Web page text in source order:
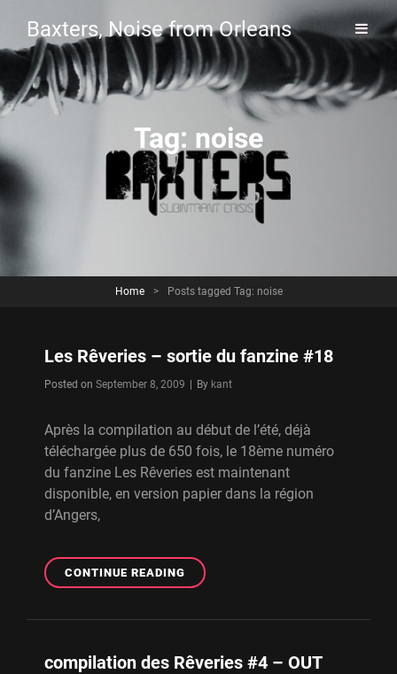
Baxters, Noise from Orleans
Tag: noise
Home > Posts tagged Tag: noise
Les Rêveries – sortie du fanzine #18
Posted on September 8, 2009 By Byline
kant
Après la compilation au début de l’été, déjà
téléchargée plus de 650 fois, le 18ème numéro
du fanzine Les Rêveries est maintenant
disponible, en version papier dans la région
d’Angers,
CONTINUE READINGLES
RÊVERIES
FANZINE
compilation des Rêveries #4 – OUT